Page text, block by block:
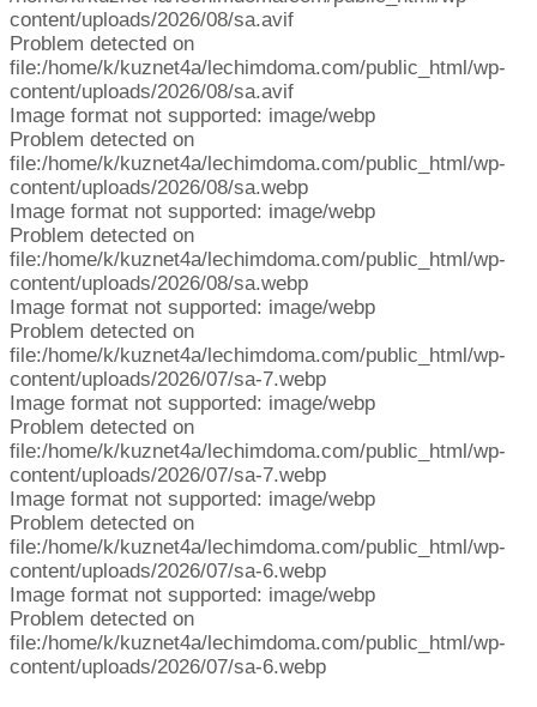
content/uploads/2026/08/sa.avif
Problem detected on
file:/home/k/kuznet4a/lechimdoma.com/public_html/wp-
content/uploads/2026/08/sa.avif
Image format not supported: image/webp
Problem detected on
file:/home/k/kuznet4a/lechimdoma.com/public_html/wp-
content/uploads/2026/08/sa.webp
Image format not supported: image/webp
Problem detected on
file:/home/k/kuznet4a/lechimdoma.com/public_html/wp-
content/uploads/2026/08/sa.webp
Image format not supported: image/webp
Problem detected on
file:/home/k/kuznet4a/lechimdoma.com/public_html/wp-
content/uploads/2026/07/sa-7.webp
Image format not supported: image/webp
Problem detected on
file:/home/k/kuznet4a/lechimdoma.com/public_html/wp-
content/uploads/2026/07/sa-7.webp
Image format not supported: image/webp
Problem detected on
file:/home/k/kuznet4a/lechimdoma.com/public_html/wp-
content/uploads/2026/07/sa-6.webp
Image format not supported: image/webp
Problem detected on
file:/home/k/kuznet4a/lechimdoma.com/public_html/wp-
content/uploads/2026/07/sa-6.webp